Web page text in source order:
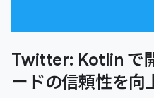
Twitter: Kotlin で
ードの信頼性を向